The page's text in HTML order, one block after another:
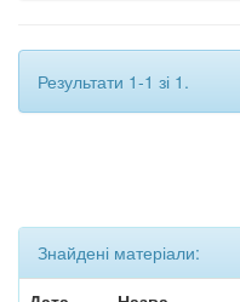
Результати 1-1 зі 1.
Знайдені матеріали: